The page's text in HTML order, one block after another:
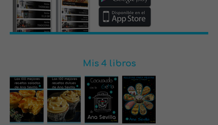
Triángulos de crema
Brioche portugués relleno de
chocolate